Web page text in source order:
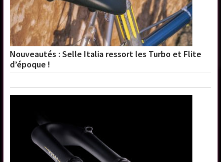
Nouveautés : Selle Italia ressort les Turbo et Flite
d’époque !